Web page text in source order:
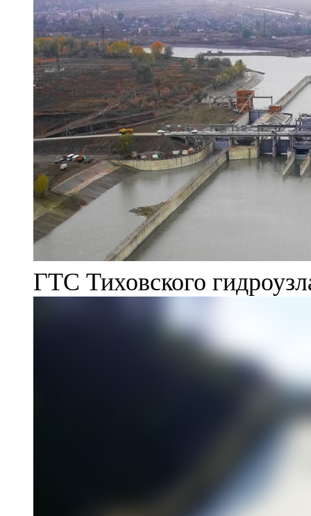
ГТС Тиховского